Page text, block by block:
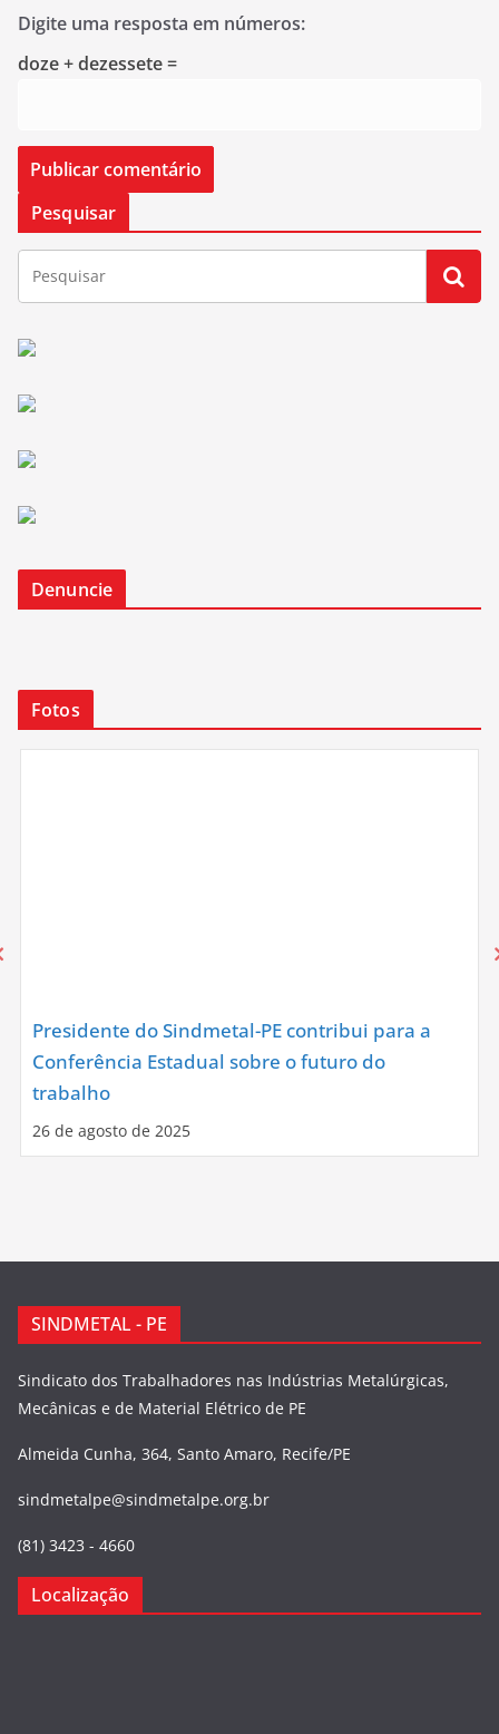
Digite uma resposta em números:
doze + dezessete =
Pesquisar
Denuncie
Fotos
Presidente do Sindmetal-PE contribui para a
Conferência Estadual sobre o futuro do
trabalho
26 de agosto de 2025
SINDMETAL - PE
Sindicato dos Trabalhadores nas Indústrias Metalúrgicas,
Mecânicas e de Material Elétrico de PE
Almeida Cunha, 364, Santo Amaro, Recife/PE
sindmetalpe@sindmetalpe.org.br
(81) 3423 - 4660
Localização